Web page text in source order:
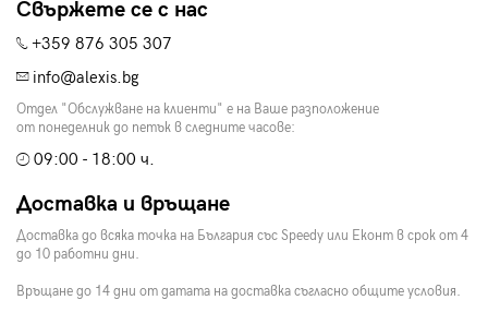
Свържете се с нас
+359 876 305 307
info@alexis.bg
Отдел "Обслужване на клиенти" е на Ваше разположение
от понеделник до петък в следните часове:
09:00 - 18:00 ч.
Доставка и връщане
Доставка до всяка точка на България със Speedy или Еконт в срок от 4
до 10 работни дни.
Връщане до 14 дни от датата на доставка съгласно общите условия.